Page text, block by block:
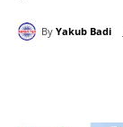
By Yakub Badi